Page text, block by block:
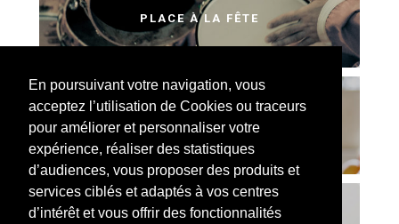
En poursuivant votre navigation, vous
acceptez l’utilisation de Cookies ou traceurs
pour améliorer et personnaliser votre
expérience, réaliser des statistiques
d’audiences, vous proposer des produits et
services ciblés et adaptés à vos centres
d’intérêt et vous offrir des fonctionnalités
PLACE À LA FÊTE
SWEET HOME